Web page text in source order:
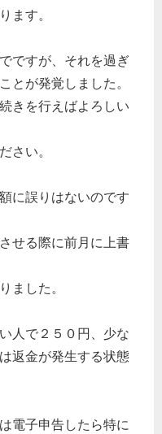
ます。
ですが、それを過ぎ
とが発覚しました。
きを行えばよろしい
さい。
に誤りはないのです
せる際に前月に上書
ました。
人で２５０円、少な
返金が発生する状態
電子申告したら特に